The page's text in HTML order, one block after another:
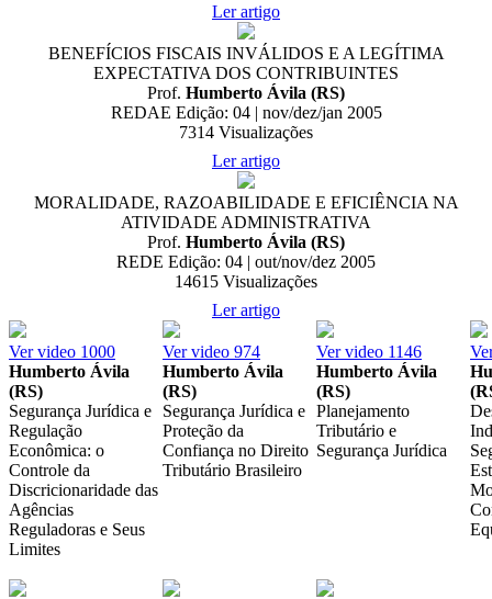
Ler artigo
BENEFÍCIOS FISCAIS INVÁLIDOS E A LEGÍTIMA
EXPECTATIVA DOS CONTRIBUINTES
Prof. Humberto Ávila (RS)
REDAE Edição: 04 | nov/dez/jan 2005
7314 Visualizações
Ler artigo
MORALIDADE, RAZOABILIDADE E EFICIÊNCIA NA
ATIVIDADE ADMINISTRATIVA
Prof. Humberto Ávila (RS)
REDE Edição: 04 | out/nov/dez 2005
14615 Visualizações
Ler artigo
Ver video 1000
Humberto Ávila
(RS)
Segurança Jurídica e
Regulação
Econômica: o
Controle da
Discricionaridade das
Agências
Reguladoras e Seus
Limites
Ver video 974
Humberto Ávila
(RS)
Segurança Jurídica e
Proteção da
Confiança no Direito
Tributário Brasileiro
Ver video 1146
Humberto Ávila
(RS)
Planejamento
Tributário e
Segurança Jurídica